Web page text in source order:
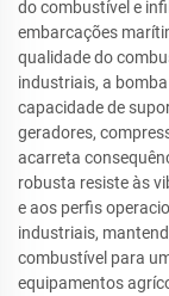
do combustível e
embarcações
qualidade do
industriais, a
capacidade de
geradores,
acarreta
robusta resiste às
e aos perfis
industriais,
combustível para
equipamentos